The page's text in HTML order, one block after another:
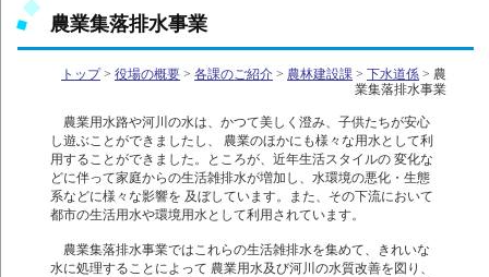
農業集落排水事業
トップ> 役場の概要 > 各課のご紹介 > 農林建設課 > 下水道係 > 農
業集落排水事業
農業用水路や河川の水は、かつて美しく澄み、子供たちが安心
し遊ぶことができましたし、 農業のほかにも様々な用水として利
用することができました。ところが、近年生活スタイルの 変化な
どに伴って家庭からの生活雑排水が増加し、水環境の悪化・生態
系などに様々な影響を 及ぼしています。また、その下流において
都市の生活用水や環境用水として利用されています。
農業集落排水事業ではこれらの生活雑排水を集めて、きれいな
水に処理することによって 農業用水及び河川の水質改善を図り、